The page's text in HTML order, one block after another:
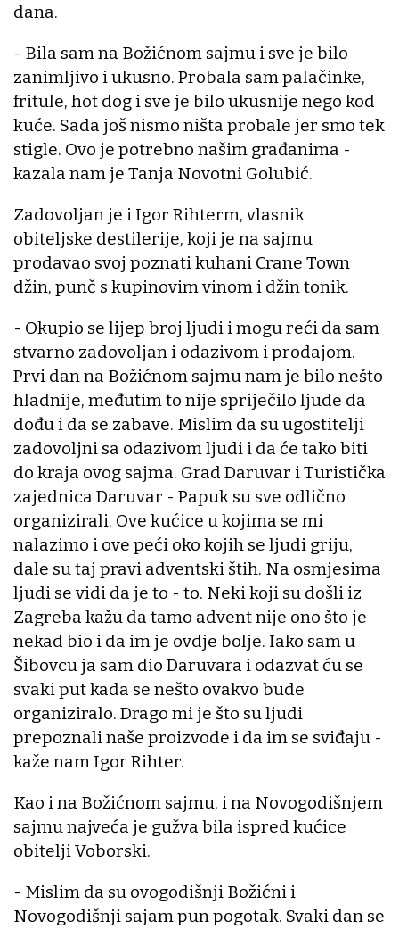
dana.
- Bila sam na Božićnom sajmu i sve je bilo
zanimljivo i ukusno. Probala sam palačinke,
fritule, hot dog i sve je bilo ukusnije nego kod
kuće. Sada još nismo ništa probale jer smo tek
stigle. Ovo je potrebno našim građanima -
kazala nam je Tanja Novotni Golubić.
Zadovoljan je i Igor Rihterm, vlasnik
obiteljske destilerije, koji je na sajmu
prodavao svoj poznati kuhani Crane Town
džin, punč s kupinovim vinom i džin tonik.
- Okupio se lijep broj ljudi i mogu reći da sam
stvarno zadovoljan i odazivom i prodajom.
Prvi dan na Božićnom sajmu nam je bilo nešto
hladnije, međutim to nije spriječilo ljude da
dođu i da se zabave. Mislim da su ugostitelji
zadovoljni sa odazivom ljudi i da će tako biti
do kraja ovog sajma. Grad Daruvar i Turistička
zajednica Daruvar - Papuk su sve odlično
organizirali. Ove kućice u kojima se mi
nalazimo i ove peći oko kojih se ljudi griju,
dale su taj pravi adventski štih. Na osmjesima
ljudi se vidi da je to - to. Neki koji su došli iz
Zagreba kažu da tamo advent nije ono što je
nekad bio i da im je ovdje bolje. Iako sam u
Šibovcu ja sam dio Daruvara i odazvat ću se
svaki put kada se nešto ovakvo bude
organiziralo. Drago mi je što su ljudi
prepoznali naše proizvode i da im se sviđaju -
kaže nam Igor Rihter.
Kao i na Božićnom sajmu, i na Novogodišnjem
sajmu najveća je gužva bila ispred kućice
obitelji Voborski.
- Mislim da su ovogodišnji Božićni i
Novogodišnji sajam pun pogotak. Svaki dan se